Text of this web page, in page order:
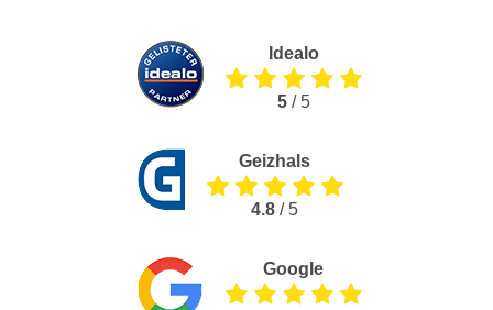
Idealo
5/ 5
Geizhals
4.8 / 5
Google